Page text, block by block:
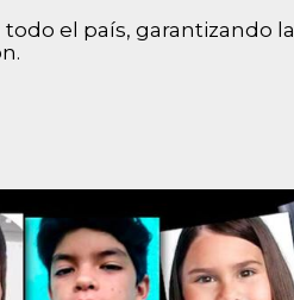
el país, garantizando la